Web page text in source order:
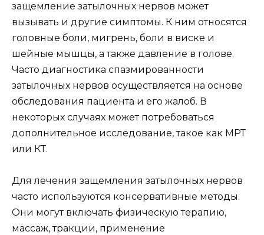
защемление затылочных нервов может
вызывать и другие симптомы. К ним относятся
головные боли, мигрень, боли в виске и
шейные мышцы, а также давление в голове.
Часто диагностика спазмированности
затылочных нервов осуществляется на основе
обследования пациента и его жалоб. В
некоторых случаях может потребоваться
дополнительное исследование, такое как МРТ
или КТ.
Для лечения защемления затылочных нервов
часто используются консервативные методы.
Они могут включать физическую терапию,
массаж, тракции, применение